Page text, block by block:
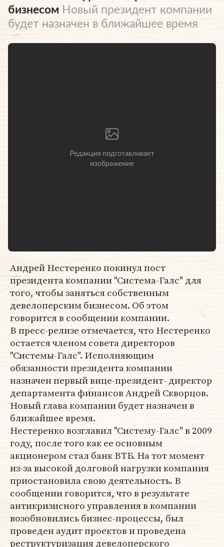
бизнесом Новый президент компании
будет назначен в ближайшее время
Андрей Нестеренко покинул пост
президента компании "Система-Галс" для
того, чтобы заняться собственным
девелоперским бизнесом. Об этом
говорится в сообщении компании.
В пресс-релизе отмечается, что Нестеренко
остается членом совета директоров
"Системы-Галс". Исполняющим
обязанности президента компании
назначен первый вице-президент- директор
департамента финансов Андрей Скворцов.
Новый глава компании будет назначен в
ближайшее время.
Нестеренко возглавил "Систему-Галс" в 2009
году, после того как ее основным
акционером стал банк ВТБ. На тот момент
из-за высокой долговой нагрузки компания
приостановила свою деятельность. В
сообщении говорится, что в результате
антикризисного управления в компании
возобновились бизнес-процессы, был
проведен аудит проектов и проведена
реструктуризация девелоперского